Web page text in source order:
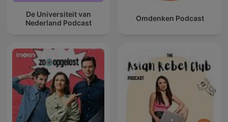
De Universiteit van
Nederland Podcast
Omdenken Podcast